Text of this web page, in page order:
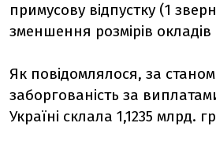
примусову відпустку (1
зменшення розмірів
Як повідомлялося, за станом
заборгованість за
Україні склала 1,1235 млрд.